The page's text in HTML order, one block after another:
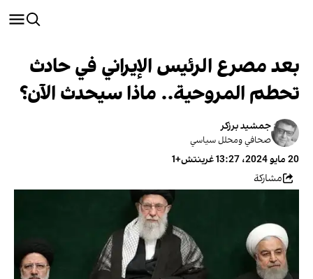
بعد مصرع الرئيس الإيراني في حادث
تحطم المروحية.. ماذا سيحدث الآن؟
جمشيد برزكر
صحافي ومحلل سياسي
20 مايو 2024، 13:27 غرينتش+1
مشاركة